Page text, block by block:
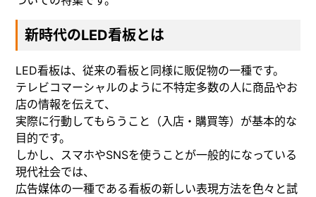
新時代のLED看板とは
LED看板は、従来の看板と同様に販促物の一種です。
テレビコマーシャルのように不特定多数の人に商品やお
店の情報を伝えて、
実際に行動してもらうこと（入店・購買等）が基本的な
目的です。
しかし、スマホやSNSを使うことが一般的になっている
現代社会では、
広告媒体の一種である看板の新しい表現方法を色々と試